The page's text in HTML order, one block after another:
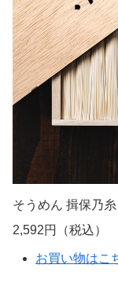
そうめん 揖保乃
2,592円（税込）
お買い物はこ